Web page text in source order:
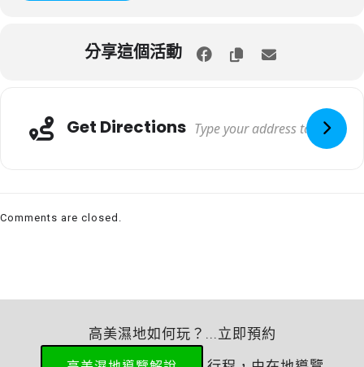
分享這個活動
Get Directions
Comments are closed.
高美濕地如何玩？...立即預約